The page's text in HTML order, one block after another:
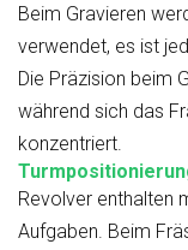
Beim Gravieren
verwendet, es ist
Die Präzision beim
während sich das
konzentriert.
Revolver enthalten
Aufgaben. Beim